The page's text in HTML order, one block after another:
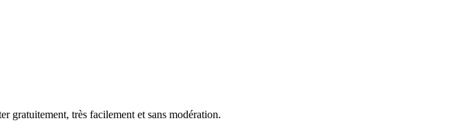
gratuitement, très facilement et sans modération.